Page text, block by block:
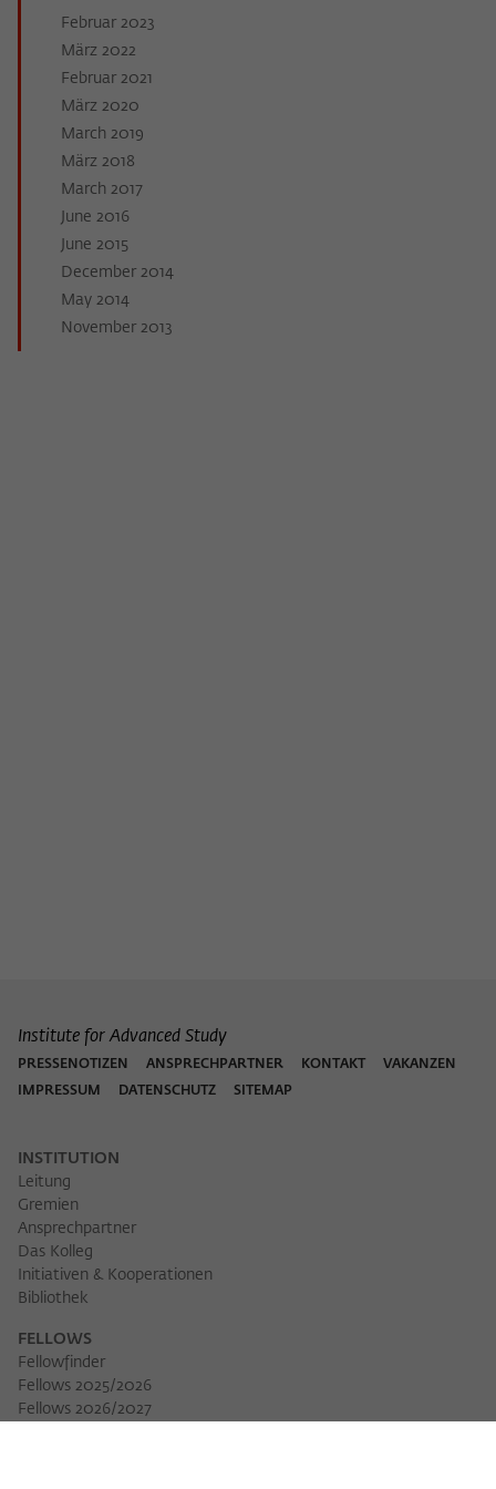
Februar 2023
März 2022
Februar 2021
März 2020
March 2019
März 2018
March 2017
June 2016
June 2015
December 2014
May 2014
November 2013
Institute for Advanced Study
PRESSENOTIZEN ANSPRECHPARTNER KONTAKT
VAKANZEN
IMPRESSUM
DATENSCHUTZ SITEMAP
INSTITUTION
Leitung
Gremien
Ansprechpartner
Das Kolleg
Initiativen & Kooperationen
Bibliothek
FELLOWS
Fellowfinder
Fellows 2025/2026
Fellows 2026/2027
Name
Anbieter
Laufzeit
Zweck
verwendet, vorübergehend Daten über
der Webseite des Wissenschaftskollegs
können